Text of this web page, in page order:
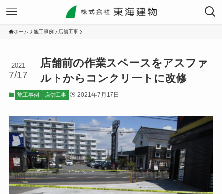
ホーム 施工事例 店舗工事
店舗前の作業スペースをアスファ
ルトからコンクリートに改修
2021
7/17
施工事例 店舗工事 2021年7月17日